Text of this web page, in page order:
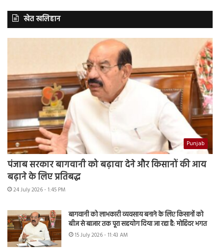
खेत खलिहान
Punjab
पंजाब सरकार बागवानी को बढ़ावा देने और किसानों की आय
बढ़ाने के लिए प्रतिबद्ध
24 July 2026 - 1:45 PM
बागवानी को लाभकारी व्यवसाय बनाने के लिए किसानों को
बीज से बाजार तक पूरा सहयोग दिया जा रहा है: मोहिंदर भगत
15 July 2026 - 11:43 AM